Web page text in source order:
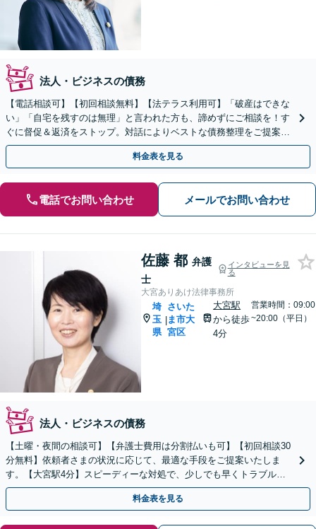
法人・ビジネスの債務
【電話相談可】【初回相談無料】【法テラス利用可】「破産はできな
い」「自宅を残すのは無理」と言われた方も、諦めずにご相談を！す
ぐに督促＆返済をストップ。対話によりベストな債務整理をご提案し
ます。法人破産も実績多数【完全個室】【大宮駅3分】
料金表を見る
電話でお問い合わせ メールでお問い合わせ
佐藤 都 弁護
士
インタビューを見
る
大宮ありあけ法律事務所
埼
玉
県
|
さいた
ま市大
宮区
大宮駅
から徒歩
4分
営業時間：09:00
~20:00（平日）
法人・ビジネスの債務
【土曜・夜間の相談可】【弁護士費用は分割払いも可】【初回相談30
分無料】依頼者さまの状況に応じて、最適な手段をご提案いたしま
す。【大宮駅4分】スピーディーな対処で、少しでも早くトラブルを
解決します！
料金表を見る